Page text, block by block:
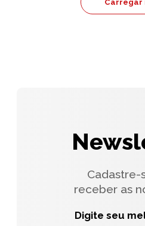
Carregar
Cadastre-
receber as
Digite seu